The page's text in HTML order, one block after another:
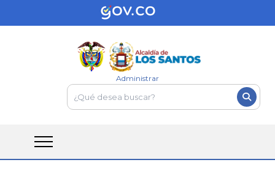
Administrar